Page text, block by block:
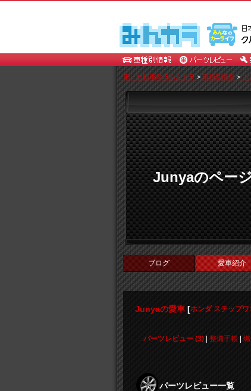
車・自動車SNSみんカラ>車種別情報>ホ
Junyaのペー
ブログ 愛車紹介
Junyaの愛車 [ホンダ ステップ
パーツレビュー (3)| 整備手帳|
パーツレビュー一覧